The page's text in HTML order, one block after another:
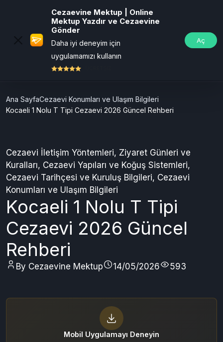
Cezaevine Mektup | Online
Mektup Yazdır ve Cezaevine
Gönder
Daha iyi deneyim için
uygulamamızı kullanın
Aç
Ana SayfaCezaevi Konumları ve Ulaşım Bilgileri
Kocaeli 1 Nolu T Tipi Cezaevi 2026 Güncel Rehberi
Cezaevi İletişim Yöntemleri, Ziyaret Günleri ve
Kuralları, Cezaevi Yapıları ve Koğuş Sistemleri,
Cezaevi Tarihçesi ve Kuruluş Bilgileri, Cezaevi
Konumları ve Ulaşım Bilgileri
Kocaeli 1 Nolu T Tipi
Cezaevi 2026 Güncel
Rehberi
By Cezaevine Mektup 14/05/2026 593
Mobil Uygulamayı Deneyin